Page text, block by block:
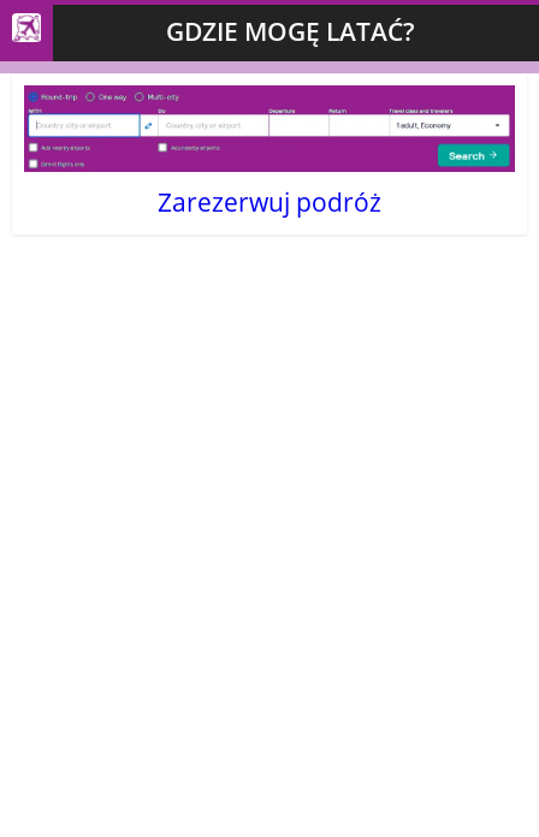
GDZIE MOGĘ LATAĆ?
Zarezerwuj podróż